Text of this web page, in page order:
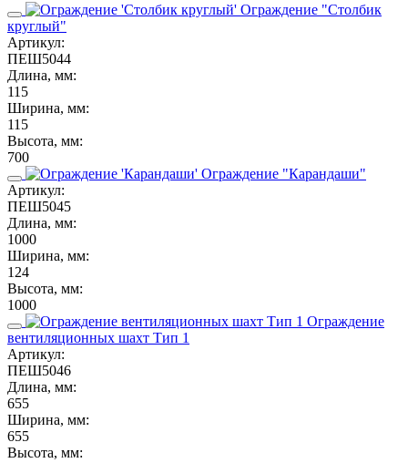
Ограждение "Столбик
круглый"
Артикул:
ПЕШ5044
Длина, мм:
115
Ширина, мм:
115
Высота, мм:
700
Ограждение "Карандаши"
Артикул:
ПЕШ5045
Длина, мм:
1000
Ширина, мм:
124
Высота, мм:
1000
Ограждение
вентиляционных шахт Тип 1
Артикул:
ПЕШ5046
Длина, мм:
655
Ширина, мм:
655
Высота, мм: